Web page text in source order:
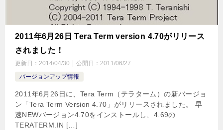
2011年6月26日 Tera Term version 4.70がリリース
されました！
更新日： 2014/04/30 公開日： 2011/06/27
バージョンアップ情報
2011年6月26日に、Tera Term（テラターム）の新バージョ
ン「Tera Term Version 4.70」がリリースされました。 早
速NEWバージョン4.70をインストールし、4.69の
TERATERM.IN […]